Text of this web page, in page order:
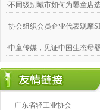
·不同级别城市如何为婴童店
·协会组织会员企业代表观摩
·中童传媒，见证中国生态母
·奶粉钱不好赚，跨国合伙兴
·婴童店销售，如何攻下九类
·广东省轻工业协会